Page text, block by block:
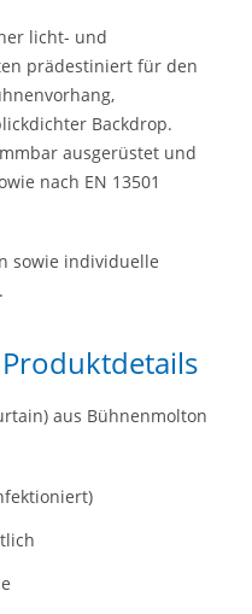
licht- und
prädestiniert für den
Backdrop.
ausgerüstet und
nach EN 13501
sowie individuelle
aus Bühnenmolton